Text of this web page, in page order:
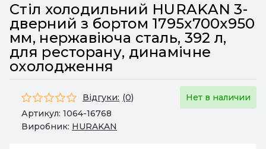
Стіл холодильний HURAKAN 3-
дверний з бортом 1795х700х950
мм, нержавіюча сталь, 392 л,
для ресторану, динамічне
охолодження
Відгуки: (0)
Нет в наличии
Артикул: 1064-16768
Виробник: HURAKAN